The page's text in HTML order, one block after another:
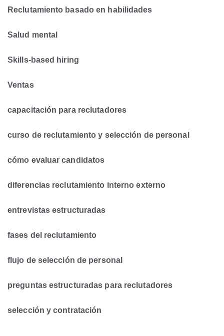
Reclutamiento basado en habilidades
Salud mental
Skills-based hiring
Ventas
capacitación para reclutadores
curso de reclutamiento y selección de personal
cómo evaluar candidatos
diferencias reclutamiento interno externo
entrevistas estructuradas
fases del reclutamiento
flujo de selección de personal
preguntas estructuradas para reclutadores
selección y contratación